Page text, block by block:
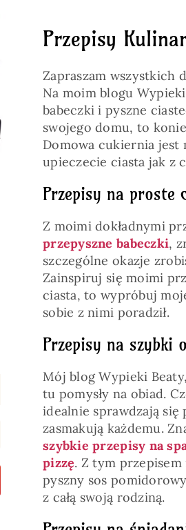
Przepisy
Zapraszam wszystkich
Na moim blogu
babeczki i pyszne
swojego domu, to
Domowa cukiernia jest
upieczecie ciasta jak z
Przepisy na proste
Z moimi dokładnymi
przepyszne babeczki,
szczególne okazje
Zainspiruj się moimi
ciasta, to wypróbuj
sobie z nimi poradził.
Przepisy na szybki
Mój blog Wypieki
tu pomysły na obiad.
idealnie sprawdzają się
zasmakują każdemu.
szybkie przepisy na
pizzę. Z tym
pyszny sos
z całą swoją rodziną.